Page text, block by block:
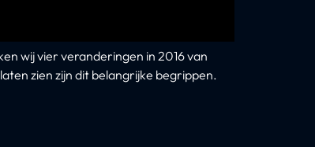
wij vier veranderingen in 2016 van
zien zijn dit belangrijke begrippen.